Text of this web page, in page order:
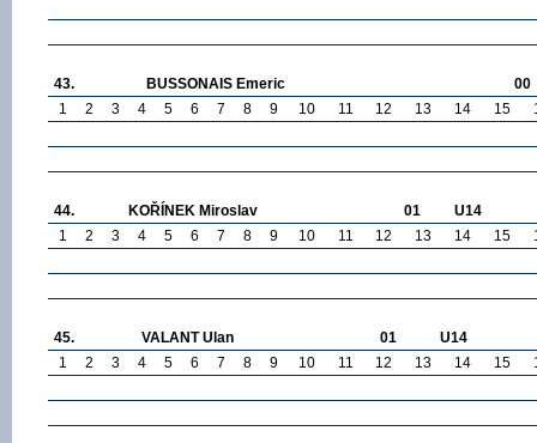
43. BUSSONAIS Emeric
00
1
2 3 4 5 6 7 8 9 10 11 12 13 14 15
44. KOŘÍNEK Miroslav 01
U14
1
2 3 4 5 6 7 8 9 10 11 12 13 14 15
45. VALANT Ulan 01
U14
1
2 3 4 5 6 7 8 9 10 11 12 13 14 15